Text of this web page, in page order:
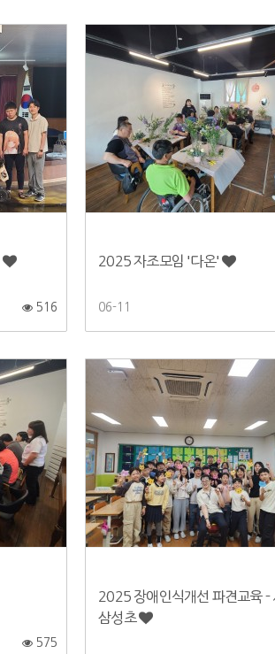
516
2025 자조모임 '다온'
06-11
575
2025 장애인식개선 파견교육 -
삼성초